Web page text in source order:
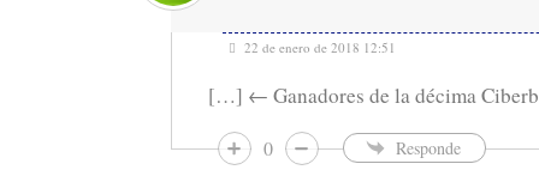
22 de enero de 2018 12:51
[…] ← Ganadores de la décima
0 Responde